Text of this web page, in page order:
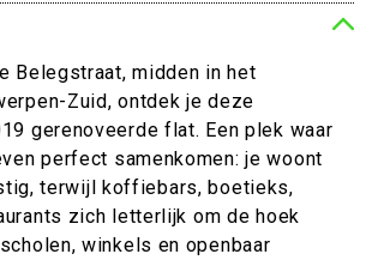
Belegstraat, midden in het
Zuid, ontdek je deze
gerenoveerde flat. Een plek waar
perfect samenkomen: je woont
terwijl koffiebars, boetieks,
zich letterlijk om de hoek
winkels en openbaar